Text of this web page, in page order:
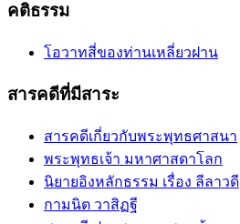
คติธรรม
โอวาทสี่ของท่านเหลี่ยวฝาน
สารคดีที่มีสาระ
สารคดีเกี่ยวกับพระพุทธศาสนา
พระพุทธเจ้า มหาศาสดาโลก
นิยายอิงหลักธรรม เรื่อง ลีลาวดี
กามนิต วาสิฏฐี